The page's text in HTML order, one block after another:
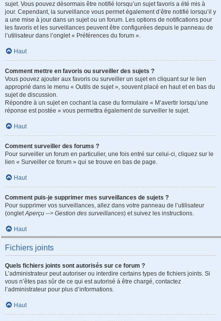
sujet. Vous pouvez désormais être notifié lorsqu’un sujet favoris a été mis à
jour. Cependant, la surveillance vous permet également d’être notifié lorsqu’il y
a une mise à jour dans un sujet ou un forum. Les options de notifications pour
les favoris et les surveillances peuvent être configurées depuis le panneau de
l’utilisateur dans l’onglet « Préférences du forum ».
Haut
Comment mettre en favoris ou surveiller des sujets ?
Vous pouvez ajouter aux favoris ou surveiller un sujet en cliquant sur le lien
approprié dans le menu « Outils de sujet », souvent placé en haut et en bas du
sujet de discussion.
Répondre à un sujet en cochant la case du formulaire « M’avertir lorsqu’une
réponse est postée » vous permettra également de surveiller le sujet.
Haut
Comment surveiller des forums ?
Pour surveiller un forum en particulier, une fois entré sur celui-ci, cliquez sur le
lien « Surveiller ce forum » qui se trouve en bas de page.
Haut
Comment puis-je supprimer mes surveillances de sujets ?
Pour supprimer vos surveillances, allez dans votre panneau de l’utilisateur
(ongletAperçu --> Gestion des surveillances) et suivez les instructions.
Haut
Fichiers joints
Quels fichiers joints sont autorisés sur ce forum ?
L’administrateur peut autoriser ou interdire certains types de fichiers joints. Si
vous n’êtes pas sûr de ce qui est autorisé à être chargé, contactez
l’administrateur pour plus d’informations.
Haut